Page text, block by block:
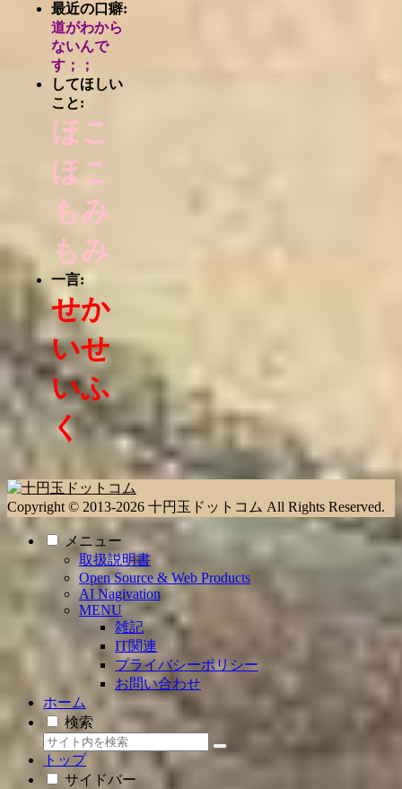
最近の口癖:
道がわから
ないんで
す；；
してほしい
こと:
ほこ
ほこ
もみ
もみ
一言:
せか
いせ
いふ
く
Copyright © 2013-2026 十円玉ドットコム All Rights Reserved.
メニュー
取扱説明書
Open Source & Web Products
AI Nagivation
MENU
雑記
IT関連
プライバシーポリシー
お問い合わせ
ホーム
検索
トップ
サイドバー